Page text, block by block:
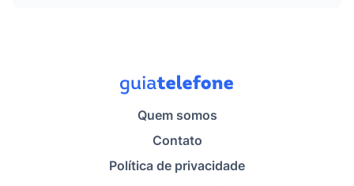
Quem somos
Contato
Política de privacidade